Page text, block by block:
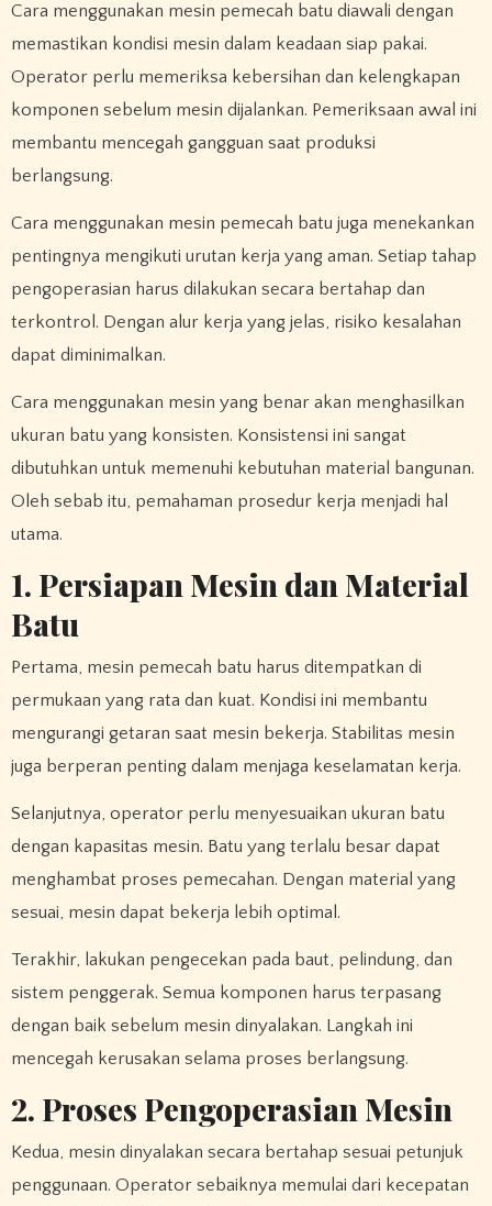
Cara menggunakan mesin pemecah batu diawali dengan
memastikan kondisi mesin dalam keadaan siap pakai.
Operator perlu memeriksa kebersihan dan kelengkapan
komponen sebelum mesin dijalankan. Pemeriksaan awal ini
membantu mencegah gangguan saat produksi
berlangsung.
Cara menggunakan mesin pemecah batu juga menekankan
pentingnya mengikuti urutan kerja yang aman. Setiap tahap
pengoperasian harus dilakukan secara bertahap dan
terkontrol. Dengan alur kerja yang jelas, risiko kesalahan
dapat diminimalkan.
Cara menggunakan mesin yang benar akan menghasilkan
ukuran batu yang konsisten. Konsistensi ini sangat
dibutuhkan untuk memenuhi kebutuhan material bangunan.
Oleh sebab itu, pemahaman prosedur kerja menjadi hal
utama.
1. Persiapan Mesin dan Material
Batu
Pertama, mesin pemecah batu harus ditempatkan di
permukaan yang rata dan kuat. Kondisi ini membantu
mengurangi getaran saat mesin bekerja. Stabilitas mesin
juga berperan penting dalam menjaga keselamatan kerja.
Selanjutnya, operator perlu menyesuaikan ukuran batu
dengan kapasitas mesin. Batu yang terlalu besar dapat
menghambat proses pemecahan. Dengan material yang
sesuai, mesin dapat bekerja lebih optimal.
Terakhir, lakukan pengecekan pada baut, pelindung, dan
sistem penggerak. Semua komponen harus terpasang
dengan baik sebelum mesin dinyalakan. Langkah ini
mencegah kerusakan selama proses berlangsung.
2. Proses Pengoperasian Mesin
Kedua, mesin dinyalakan secara bertahap sesuai petunjuk
penggunaan. Operator sebaiknya memulai dari kecepatan